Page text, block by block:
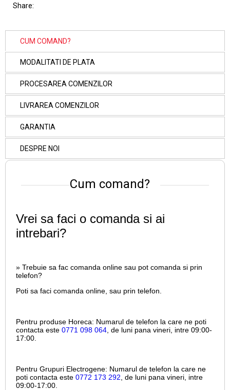
Share:
CUM COMAND?
MODALITATI DE PLATA
PROCESAREA COMENZILOR
LIVRAREA COMENZILOR
GARANTIA
DESPRE NOI
Cum comand?
Vrei sa faci o comanda si ai
intrebari?
» Trebuie sa fac comanda online sau pot comanda si prin
telefon?
Poti sa faci comanda online, sau prin telefon.
Pentru produse Horeca: Numarul de telefon la care ne poti
contacta este 0771 098 064, de luni pana vineri, intre 09:00-
17:00.
Pentru Grupuri Electrogene: Numarul de telefon la care ne
poti contacta este 0772 173 292, de luni pana vineri, intre
09:00-17:00.